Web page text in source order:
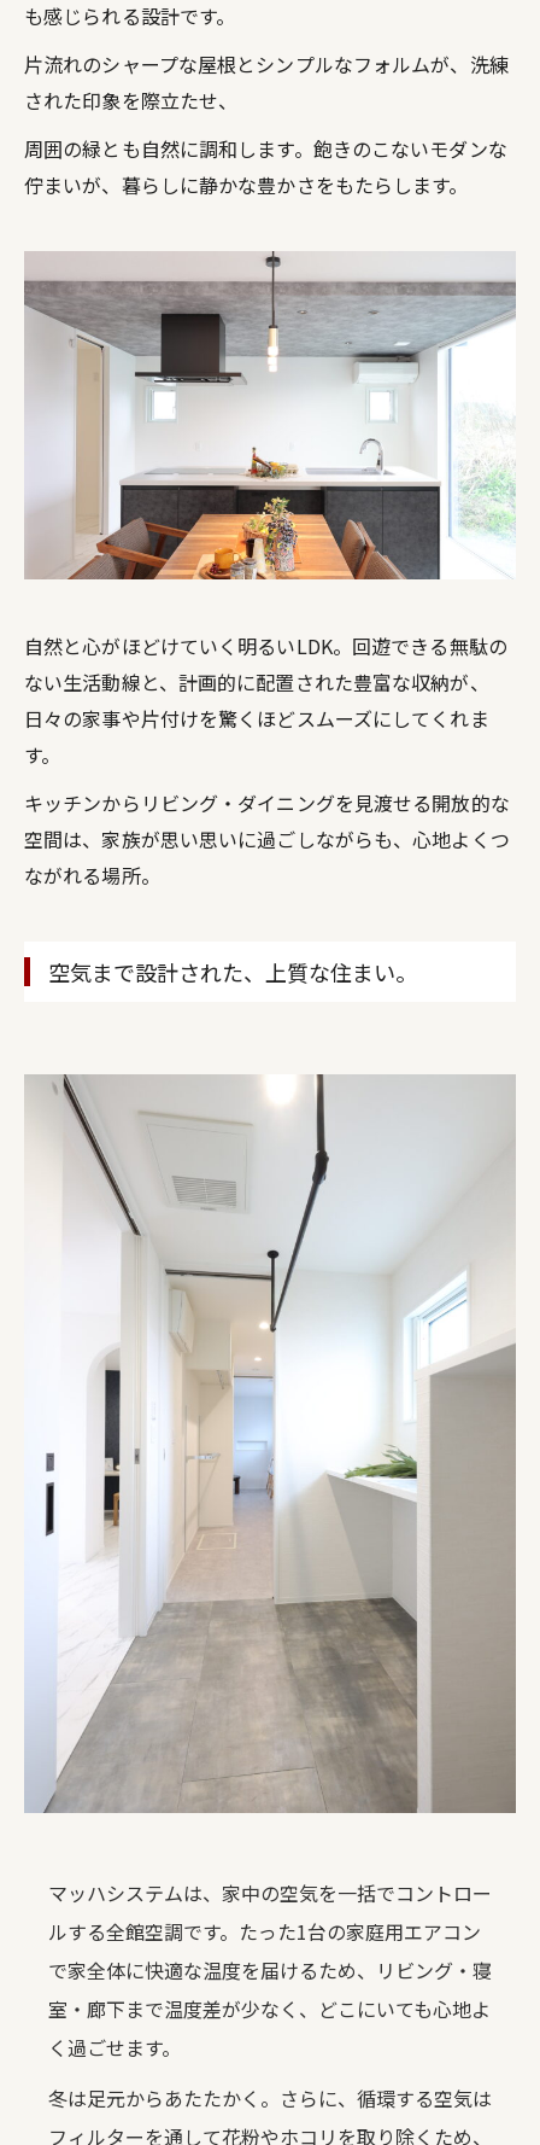
も感じられる設計です。
片流れのシャープな屋根とシンプルなフォルムが、洗練
された印象を際立たせ、
周囲の緑とも自然に調和します。飽きのこないモダンな
佇まいが、暮らしに静かな豊かさをもたらします。
自然と心がほどけていく明るいLDK。回遊できる無駄の
ない生活動線と、計画的に配置された豊富な収納が、
日々の家事や片付けを驚くほどスムーズにしてくれま
す。
キッチンからリビング・ダイニングを見渡せる開放的な
空間は、家族が思い思いに過ごしながらも、心地よくつ
ながれる場所。
空気まで設計された、上質な住まい。
マッハシステムは、家中の空気を一括でコントロー
ルする全館空調です。たった1台の家庭用エアコン
で家全体に快適な温度を届けるため、リビング・寝
室・廊下まで温度差が少なく、どこにいても心地よ
く過ごせます。
冬は足元からあたたかく。さらに、循環する空気は
フィルターを通して花粉やホコリを取り除くため、